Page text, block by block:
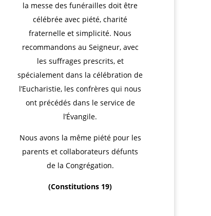
la messe des funérailles doit être
célébrée avec piété, charité
fraternelle et simplicité. Nous
recommandons au Seigneur, avec
les suffrages prescrits, et
spécialement dans la célébration de
l’Eucharistie, les confrères qui nous
ont précédés dans le service de
l’Évangile.
Nous avons la même piété pour les
parents et collaborateurs défunts
de la Congrégation.
(Constitutions 19)